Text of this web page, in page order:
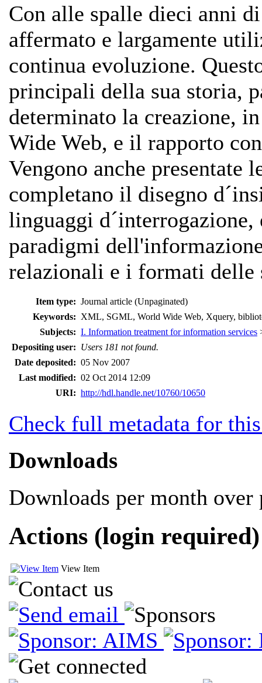
Con alle spalle dieci anni
affermato e largamente
continua evoluzione.
principali della sua storia,
determinato la creazione,
Wide Web, e il rapporto
Vengono anche presentate
completano il disegno
linguaggi
paradigmi
relazionali e i formati
Item type: Journal article (Unpaginated)
Keywords: XML, SGML, World Wide Web, Xquery,
Subjects: I. Information treatment for information services
Depositing user: Users 181 not found.
Date deposited: 05 Nov 2007
Last modified: 02 Oct 2014 12:09
URI: http://hdl.handle.net/10760/10650
Check full metadata for
Downloads
Downloads per month over
Actions (login required)
View Item